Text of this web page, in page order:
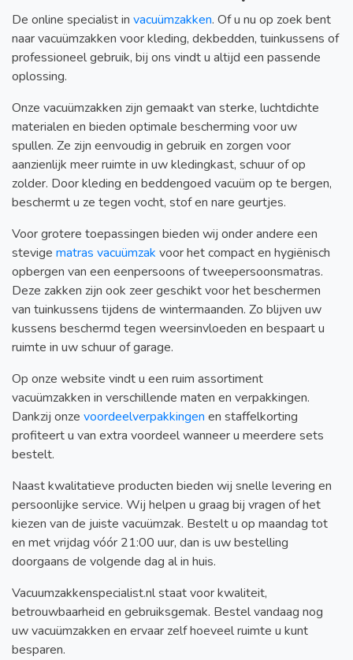
De online specialist in vacuümzakken. Of u nu op zoek bent
naar vacuümzakken voor kleding, dekbedden, tuinkussens of
professioneel gebruik, bij ons vindt u altijd een passende
oplossing.
Onze vacuümzakken zijn gemaakt van sterke, luchtdichte
materialen en bieden optimale bescherming voor uw
spullen. Ze zijn eenvoudig in gebruik en zorgen voor
aanzienlijk meer ruimte in uw kledingkast, schuur of op
zolder. Door kleding en beddengoed vacuüm op te bergen,
beschermt u ze tegen vocht, stof en nare geurtjes.
Voor grotere toepassingen bieden wij onder andere een
stevige matras vacuümzak voor het compact en hygiënisch
opbergen van een eenpersoons of tweepersoonsmatras.
Deze zakken zijn ook zeer geschikt voor het beschermen
van tuinkussens tijdens de wintermaanden. Zo blijven uw
kussens beschermd tegen weersinvloeden en bespaart u
ruimte in uw schuur of garage.
Op onze website vindt u een ruim assortiment
vacuümzakken in verschillende maten en verpakkingen.
Dankzij onze voordeelverpakkingen en staffelkorting
profiteert u van extra voordeel wanneer u meerdere sets
bestelt.
Naast kwalitatieve producten bieden wij snelle levering en
persoonlijke service. Wij helpen u graag bij vragen of het
kiezen van de juiste vacuümzak. Bestelt u op maandag tot
en met vrijdag vóór 21:00 uur, dan is uw bestelling
doorgaans de volgende dag al in huis.
Vacuumzakkenspecialist.nl staat voor kwaliteit,
betrouwbaarheid en gebruiksgemak. Bestel vandaag nog
uw vacuümzakken en ervaar zelf hoeveel ruimte u kunt
besparen.